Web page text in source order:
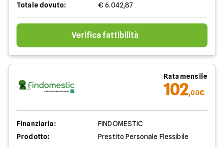
Totale dovuto:
€ 6.042,87
Verifica fattibilità
Rata mensile
102,00€
Finanziaria:
FINDOMESTIC
Prodotto:
Prestito Personale Flessibile